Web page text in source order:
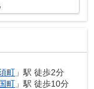
町 」駅 徒歩2分
町 」駅 徒歩10分